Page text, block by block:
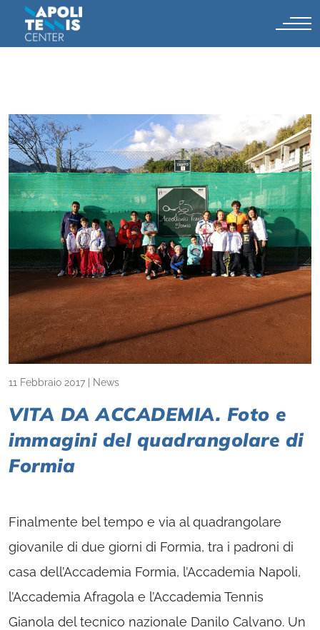
11 Febbraio 2017 News
VITA DA ACCADEMIA. Foto e
immagini del quadrangolare di
Formia
Finalmente bel tempo e via al quadrangolare
giovanile di due giorni di Formia, tra i padroni di
casa dell’Accademia Formia, l’Accademia Napoli,
l’Accademia Afragola e l’Accademia Tennis
Gianola del tecnico nazionale Danilo Calvano. Un